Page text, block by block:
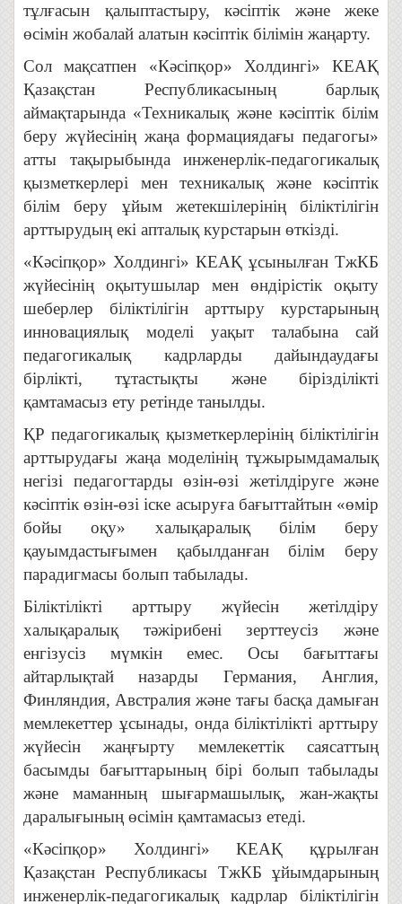
тұлғасын қалыптастыру, кәсіптік және жеке
өсімін жобалай алатын кәсіптік білімін жаңарту.
Сол мақсатпен «Кәсіпқор» Холдингі» КЕАҚ
Қазақстан Республикасының барлық
аймақтарында «Техникалық және кәсіптік білім
беру жүйесінің жаңа формациядағы педагогы»
атты тақырыбында инженерлік-педагогикалық
қызметкерлері мен техникалық және кәсіптік
білім беру ұйым жетекшілерінің біліктілігін
арттырудың екі апталық курстарын өткізді.
«Кәсіпқор» Холдингі» КЕАҚ ұсынылған ТжКБ
жүйесінің оқытушылар мен өндірістік оқыту
шеберлер біліктілігін арттыру курстарының
инновациялық моделі уақыт талабына сай
педагогикалық кадрларды дайындаудағы
бірлікті, тұтастықты және бірізділікті
қамтамасыз ету ретінде танылды.
ҚР педагогикалық қызметкерлерінің біліктілігін
арттырудағы жаңа моделінің тұжырымдамалық
негізі педагогтарды өзін-өзі жетілдіруге және
кәсіптік өзін-өзі іске асыруға бағыттайтын «өмір
бойы оқу» халықаралық білім беру
қауымдастығымен қабылданған білім беру
парадигмасы болып табылады.
Біліктілікті арттыру жүйесін жетілдіру
халықаралық тәжірибені зерттеусіз және
енгізусіз мүмкін емес. Осы бағыттағы
айтарлықтай назарды Германия, Англия,
Финляндия, Австралия және тағы басқа дамыған
мемлекеттер ұсынады, онда біліктілікті арттыру
жүйесін жаңғырту мемлекеттік саясаттың
басымды бағыттарының бірі болып табылады
және маманның шығармашылық, жан-жақты
даралығының өсімін қамтамасыз етеді.
«Кәсіпқор» Холдингі» КЕАҚ құрылған
Қазақстан Республикасы ТжКБ ұйымдарының
инженерлік-педагогикалық кадрлар біліктілігін